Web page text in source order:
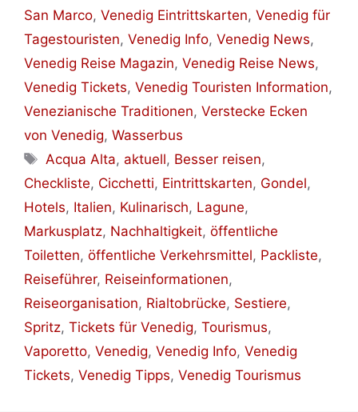
San Marco, Venedig Eintrittskarten, Venedig für
Tagestouristen, Venedig Info, Venedig News,
Venedig Reise Magazin, Venedig Reise News,
Venedig Tickets, Venedig Touristen Information,
Venezianische Traditionen, Verstecke Ecken
von Venedig, Wasserbus
Schlagwörter
Acqua Alta, aktuell, Besser reisen,
Checkliste, Cicchetti, Eintrittskarten, Gondel,
Hotels, Italien, Kulinarisch, Lagune,
Markusplatz, Nachhaltigkeit, öffentliche
Toiletten, öffentliche Verkehrsmittel, Packliste,
Reiseführer, Reiseinformationen,
Reiseorganisation, Rialtobrücke, Sestiere,
Spritz, Tickets für Venedig, Tourismus,
Vaporetto, Venedig, Venedig Info, Venedig
Tickets, Venedig Tipps, Venedig Tourismus